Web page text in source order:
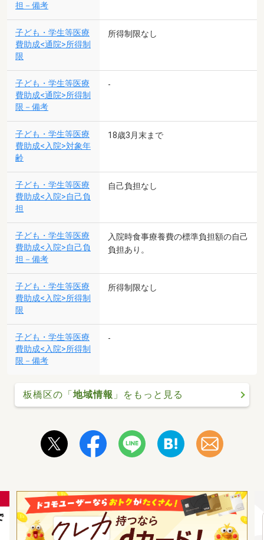
担－備考
子ども・学生等医療
費助成<通院>所得制
限
所得制限なし
子ども・学生等医療
費助成<通院>所得制
限－備考
-
子ども・学生等医療
費助成<入院>対象年
齢
18歳3月末まで
子ども・学生等医療
費助成<入院>自己負
担
自己負担なし
子ども・学生等医療
費助成<入院>自己負
担－備考
入院時食事療養費の標準負担額の自己
負担あり。
子ども・学生等医療
費助成<入院>所得制
限
所得制限なし
子ども・学生等医療
費助成<入院>所得制
限－備考
-
板橋区の「地域情報 」をもっと見る